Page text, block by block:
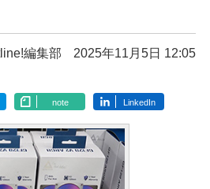
編集部 2025年11月5日 12:05
note LinkedIn